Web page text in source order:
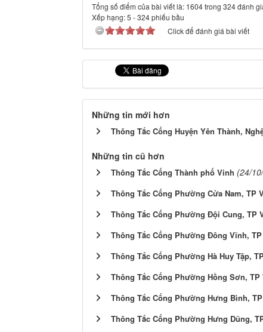
Tổng số điểm của bài viết là: 1604 trong 324 đánh
Xếp hạng:5 -324phiếu bầu
Click để đánh giá bài viết
Những tin mới hơn
Thông Tắc Cống Huyện Yên Thành,
Những tin cũ hơn
Thông Tắc Cống Thành phố Vinh (24/
Thông Tắc Cống Phường Cửa Nam, TP
Thông Tắc Cống Phường Đội Cung, TP
Thông Tắc Cống Phường Đông Vĩnh,
Thông Tắc Cống Phường Hà Huy Tập,
Thông Tắc Cống Phường Hồng Sơn, TP
Thông Tắc Cống Phường Hưng Bình,
Thông Tắc Cống Phường Hưng Dũng,